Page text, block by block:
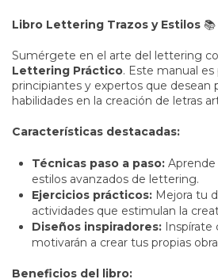
Libro Lettering Trazos y Estilos 📚
Sumérgete en el arte del lettering
Lettering Práctico. Este manual
principiantes y expertos que desean
habilidades en la creación de letras
Características destacadas:
Técnicas paso a paso: Aprende
estilos avanzados de lettering.
Ejercicios prácticos: Mejora tu
actividades que estimulan la
Diseños inspiradores: Inspírate
motivarán a crear tus propias
Beneficios del libro: